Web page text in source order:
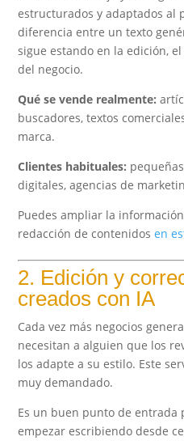
estructurados y adaptados al
diferencia entre un texto
sigue estando en la edición,
del negocio.
Qué se vende realmente:
buscadores, textos
marca.
Clientes habituales:
digitales, agencias de
Puedes ampliar la
redacción de contenidosen
2. Edición y
creados con IA
Cada vez más negocios
necesitan a alguien que los
los adapte a su estilo. Este
muy demandado.
Es un buen punto de entrada
empezar escribiendo desde